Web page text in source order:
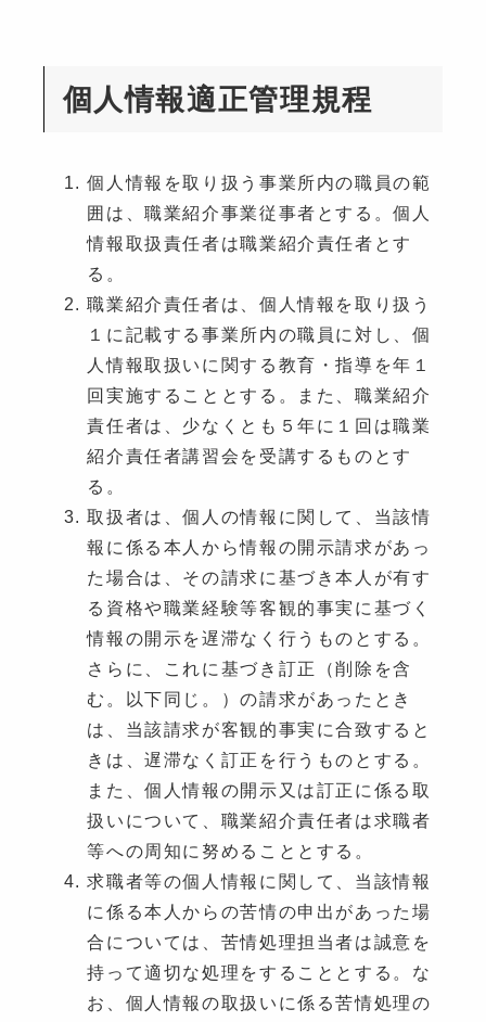
個人情報適正管理規程
個人情報を取り扱う事業所内の職員の範
囲は、職業紹介事業従事者とする。個人
情報取扱責任者は職業紹介責任者とす
る。
職業紹介責任者は、個人情報を取り扱う
１に記載する事業所内の職員に対し、個
人情報取扱いに関する教育・指導を年１
回実施することとする。また、職業紹介
責任者は、少なくとも５年に１回は職業
紹介責任者講習会を受講するものとす
る。
取扱者は、個人の情報に関して、当該情
報に係る本人から情報の開示請求があっ
た場合は、その請求に基づき本人が有す
る資格や職業経験等客観的事実に基づく
情報の開示を遅滞なく行うものとする。
さらに、これに基づき訂正（削除を含
む。以下同じ。）の請求があったとき
は、当該請求が客観的事実に合致すると
きは、遅滞なく訂正を行うものとする。
また、個人情報の開示又は訂正に係る取
扱いについて、職業紹介責任者は求職者
等への周知に努めることとする。
求職者等の個人情報に関して、当該情報
に係る本人からの苦情の申出があった場
合については、苦情処理担当者は誠意を
持って適切な処理をすることとする。な
お、個人情報の取扱いに係る苦情処理の